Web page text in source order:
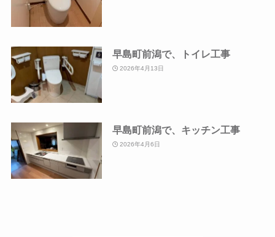
早島町前潟で、トイレ工事
2026年4月13日
早島町前潟で、キッチン工事
2026年4月6日